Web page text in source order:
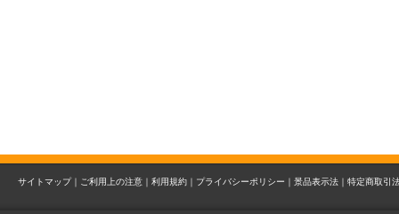
サイトマップ｜ ご利用上の注意｜ 利用規約｜ プライバシーポリシー｜ 景品表示法｜ 特定商取引